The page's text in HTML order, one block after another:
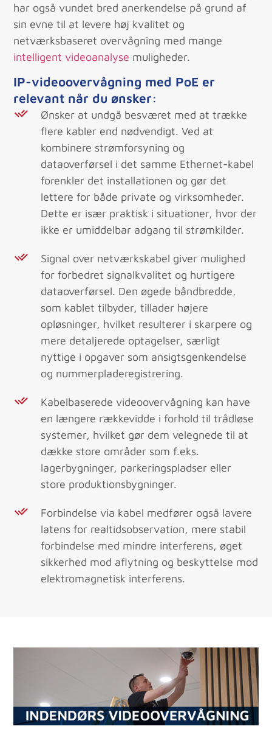
IP-videoovervågning med PoE er
relevant når du ønsker:
Ønsker at undgå besværet med at trække
flere kabler end nødvendigt. Ved at
kombinere strømforsyning og
dataoverførsel i det samme Ethernet-kabel
forenkler det installationen og gør det
lettere for både private og virksomheder.
Dette er især praktisk i situationer, hvor der
ikke er umiddelbar adgang til strømkilder.
Signal over netværkskabel giver mulighed
for forbedret signalkvalitet og hurtigere
dataoverførsel. Den øgede båndbredde,
som kablet tilbyder, tillader højere
opløsninger, hvilket resulterer i skarpere og
mere detaljerede optagelser, særligt
nyttige i opgaver som ansigtsgenkendelse
og nummerpladeregistrering.
Kabelbaserede videoovervågning kan have
en længere rækkevidde i forhold til trådløse
systemer, hvilket gør dem velegnede til at
dække store områder som f.eks.
lagerbygninger, parkeringspladser eller
store produktionsbygninger.
Forbindelse via kabel medfører også lavere
latens for realtidsobservation, mere stabil
forbindelse med mindre interferens, øget
sikkerhed mod aflytning og beskyttelse mod
elektromagnetisk interferens.
har også vundet bred anerkendelse på grund af
sin evne til at levere høj kvalitet og
netværksbaseret overvågning med mange
intelligent videoanalyse muligheder.